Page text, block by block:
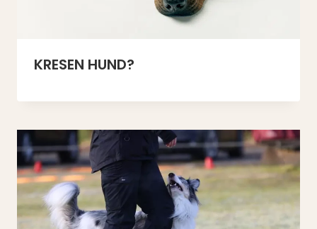
KRESEN HUND?